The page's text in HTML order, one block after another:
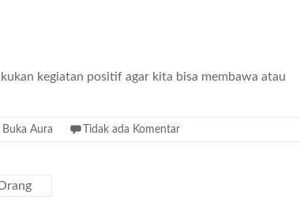
kegiatan positif agar kita bisa membawa atau
Aura Tidak ada Komentar